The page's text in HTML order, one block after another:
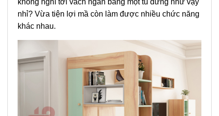
nhỉ? Vừa tiện lợi mầ còn làm được nhiều chức năng
khác nhau.